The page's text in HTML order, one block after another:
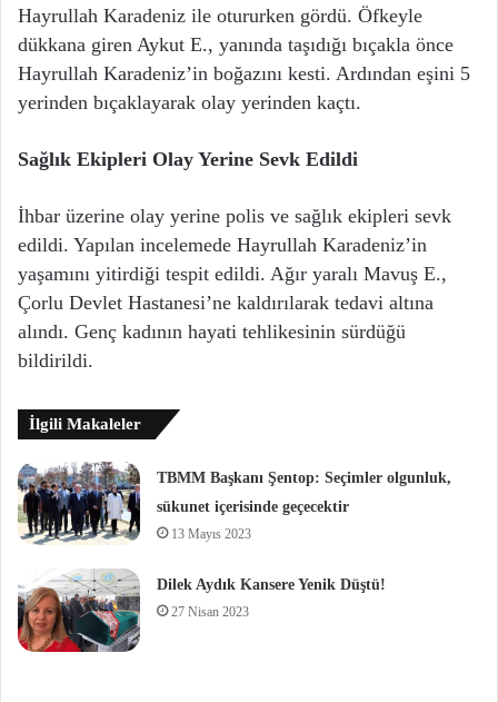
Hayrullah Karadeniz ile otururken gördü. Öfkeyle
dükkana giren Aykut E., yanında taşıdığı bıçakla önce
Hayrullah Karadeniz’in boğazını kesti. Ardından eşini 5
yerinden bıçaklayarak olay yerinden kaçtı.
Sağlık Ekipleri Olay Yerine Sevk Edildi
İhbar üzerine olay yerine polis ve sağlık ekipleri sevk
edildi. Yapılan incelemede Hayrullah Karadeniz’in
yaşamını yitirdiği tespit edildi. Ağır yaralı Mavuş E.,
Çorlu Devlet Hastanesi’ne kaldırılarak tedavi altına
alındı. Genç kadının hayati tehlikesinin sürdüğü
bildirildi.
İlgili Makaleler
TBMM Başkanı Şentop: Seçimler olgunluk,
sükunet içerisinde geçecektir
13 Mayıs 2023
Dilek Aydık Kansere Yenik Düştü!
27 Nisan 2023